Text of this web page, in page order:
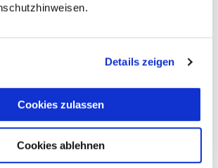
Details zeigen
Cookies zulassen
Cookies ablehnen
Beratung durch
Mehrfach mit
Tourismuspreisen
ausgezeichnet und als